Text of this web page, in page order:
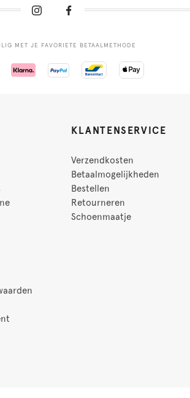
MET JE FAVORIETE BETAALMETHODE
KLANTENSERVICE
Verzendkosten
Betaalmogelijkheden
Bestellen
Retourneren
Schoenmaatje